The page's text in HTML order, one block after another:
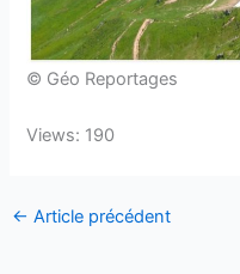
© Géo Reportages
Views: 190
← Article précédent